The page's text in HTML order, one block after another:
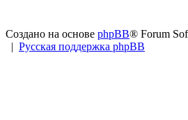
Создано на основе phpBB® Forum
| Русская поддержка phpBB